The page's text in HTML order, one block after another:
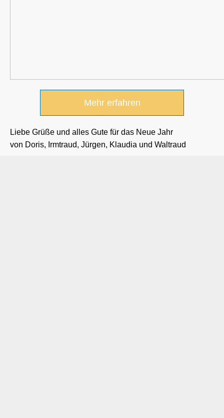
Mehr erfahren
Liebe Grüße und alles Gute für das Neue Jahr
von Doris, Irmtraud, Jürgen, Klaudia und Waltraud